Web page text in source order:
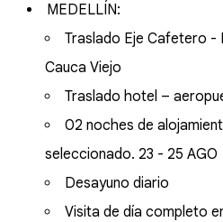
MEDELLÍN:
Traslado Eje Cafetero -
Cauca Viejo
Traslado hotel –
02 noches de
seleccionado. 23 - 25 AGO
Desayuno diario
Visita de día completo